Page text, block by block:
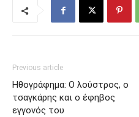
Previous article
Ηθογράφημα: Ο λούστρος, ο
τσαγκάρης και ο έφηβος
εγγονός του